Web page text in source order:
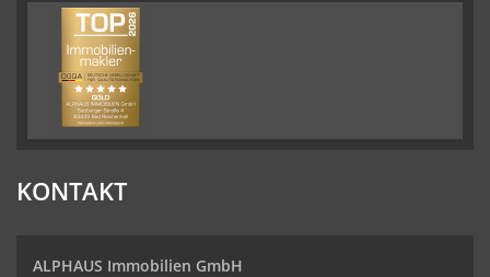
KONTAKT
ALPHAUS Immobilien GmbH